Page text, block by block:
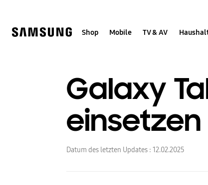
help
Shop Mobile TV & AV
Galaxy
einsetzen
Datum des letzten Updates : 12.02.2025